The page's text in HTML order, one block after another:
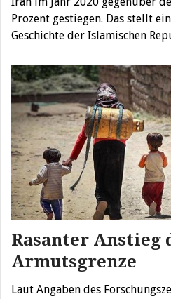
Prozent gestiegen. Das stellt
Geschichte der Islamischen
Rasanter Anstieg
Armutsgrenze
Laut Angaben des